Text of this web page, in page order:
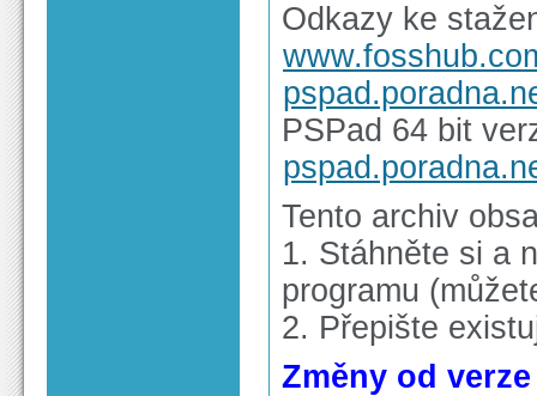
Odkazy ke
PSPad 64 bit
Tento archiv
1. Stáhněte si a
programu
2. Přepište
Změny od verze